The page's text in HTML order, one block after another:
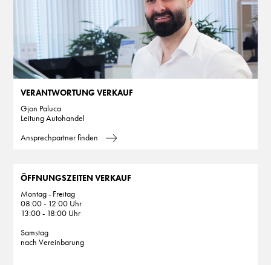
VERANTWORTUNG VERKAUF
Gjon Paluca
Leitung Autohandel
Ansprechpartner finden
ÖFFNUNGSZEITEN VERKAUF
Montag - Freitag
08:00 - 12:00 Uhr
13:00 - 18:00 Uhr
Samstag
nach Vereinbarung